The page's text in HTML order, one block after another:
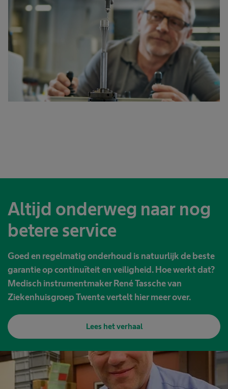
Altijd onderweg naar nog
betere service
Goed en regelmatig onderhoud is natuurlijk de beste
garantie op continuïteit en veiligheid. Hoe werkt dat?
Medisch instrumentmaker René Tassche van
Ziekenhuisgroep Twente vertelt hier meer over.
Lees het verhaal